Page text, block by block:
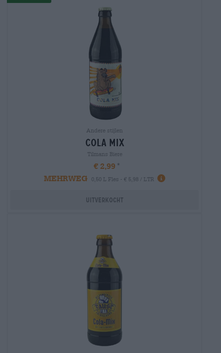
Andere stijlen
cola mix
Tilmans Biere
€ 2,99
MEHRWEG
0,50 L Fles - € 5,98 / LTR
Uitverkocht